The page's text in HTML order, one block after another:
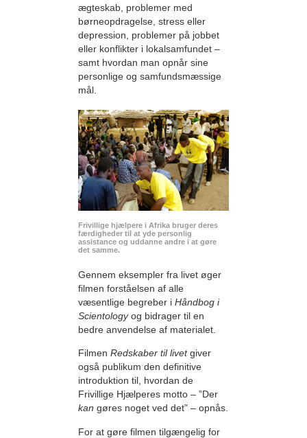
ægteskab, problemer med
børneopdragelse, stress eller
depression, problemer på jobbet
eller konflikter i lokalsamfundet –
samt hvordan man opnår sine
personlige og samfundsmæssige
mål.
Frivillige hjælpere i Afrika bruger deres
færdigheder til at yde personlig
assistance og uddanne andre i at gøre
det samme.
Gennem eksempler fra livet øger
filmen forståelsen af alle
væsentlige begreber i Håndbog i
Scientologyog bidrager til en
bedre anvendelse af materialet.
Filmen Redskaber til livetgiver
også publikum den definitive
introduktion til, hvordan de
Frivillige Hjælperes motto – ”Der
kan gøres noget ved det” – opnås.
For at gøre filmen tilgængelig for